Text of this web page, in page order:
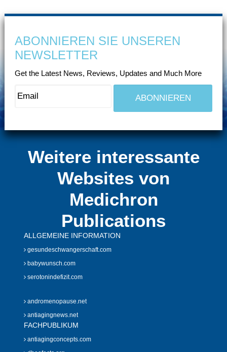
ABONNIEREN SIE UNSEREN
NEWSLETTER
Get the Latest News, Reviews, Updates and Much More
Weitere interessante
Websites von
Medichron
Publications
ALLGEMEINE INFORMATION
gesundeschwangerschaft.com
babywunsch.com
serotonindefizit.com
andromenopause.net
antiagingnews.net
FACHPUBLIKUM
antiagingconcepts.com